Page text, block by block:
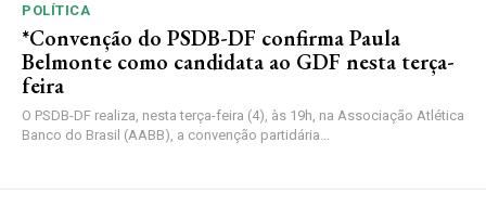
POLÍTICA
*Convenção do PSDB-DF confirma Paula
Belmonte como candidata ao GDF nesta terça-
feira
O PSDB-DF realiza, nesta terça-feira (4), às 19h, na Associação Atlética
Banco do Brasil (AABB), a convenção partidária...